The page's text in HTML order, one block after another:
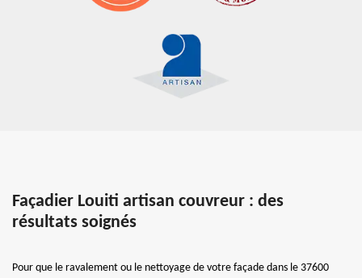
Façadier Louiti artisan couvreur : des
résultats soignés
Pour que le ravalement ou le nettoyage de votre façade dans le 37600